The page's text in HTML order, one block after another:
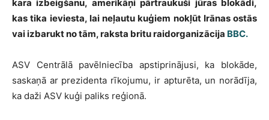
kara izbeigšanu, amerikāņi pārtraukuši jūras blokādi,
kas tika ieviesta, lai neļautu kuģiem nokļūt Irānas ostās
vai izbarukt no tām, raksta britu raidorganizācija BBC.
ASV Centrālā pavēlniecība apstiprinājusi, ka blokāde,
saskaņā ar prezidenta rīkojumu, ir apturēta, un norādīja,
ka daži ASV kuģi paliks reģionā.